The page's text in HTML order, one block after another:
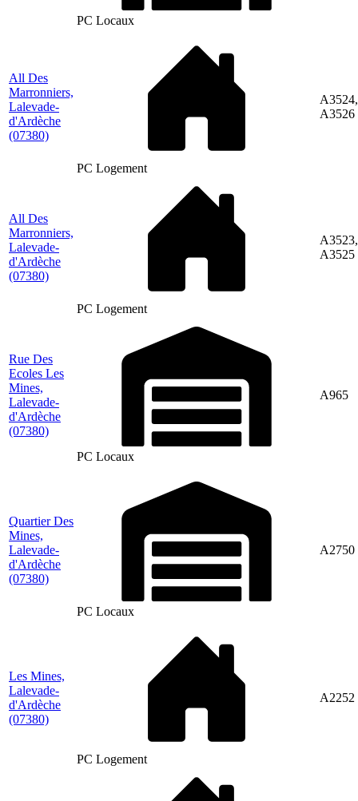
PC Locaux
All Des
Marronniers,
Lalevade-
d'Ardèche
(07380)
PC Logement
A3524,
A3526
All Des
Marronniers,
Lalevade-
d'Ardèche
(07380)
PC Logement
A3523,
A3525
Rue Des
Ecoles Les
Mines,
Lalevade-
d'Ardèche
(07380)
PC Locaux
A965
Quartier Des
Mines,
Lalevade-
d'Ardèche
(07380)
PC Locaux
A2750
Les Mines,
Lalevade-
d'Ardèche
(07380)
PC Logement
A2252